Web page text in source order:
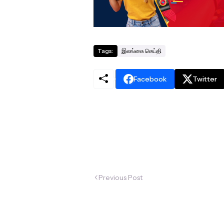
Tags: இலங்கை செய்தி
Facebook Twitter
Previous Post